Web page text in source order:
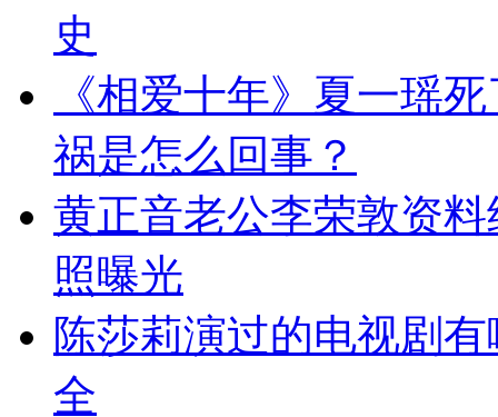
史
《相爱十年》夏一瑶
祸是怎么回事？
黄正音老公李荣敦资
照曝光
陈莎莉演过的电视剧
全